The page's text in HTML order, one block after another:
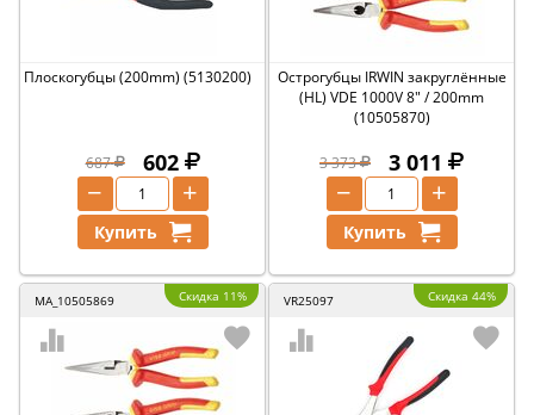
Плоскогубцы (200mm) (5130200)
687 602
+
−
Купить
Острогубцы IRWIN закруглённые
(HL) VDE 1000V 8" / 200mm
(10505870)
3 373 3 011
+
−
Купить
MA_10505869 Скидка 11% VR25097 Скидка 44%